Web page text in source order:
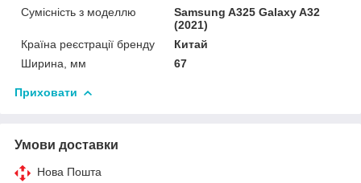
Сумісність з моделлю
Samsung A325 Galaxy A32
(2021)
Країна реєстрації бренду
Китай
Ширина, мм
67
Приховати
Умови доставки
Нова Пошта